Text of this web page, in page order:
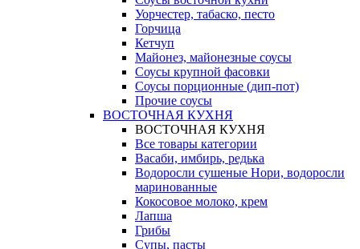
Уорчестер, табаско, песто
Горчица
Кетчуп
Майонез, майонезные соусы
Соусы крупной фасовки
Соусы порционные (дип-пот)
Прочие соусы
ВОСТОЧНАЯ КУХНЯ
ВОСТОЧНАЯ КУХНЯ
Все товары категории
Васаби, имбирь, редька
Водоросли сушеные Нори, водоросли
маринованные
Кокосовое молоко, крем
Лапша
Грибы
Супы, пасты